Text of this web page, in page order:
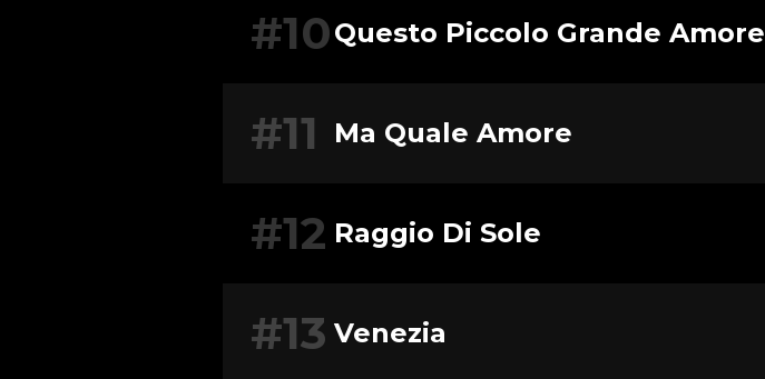
#10Questo Piccolo Grande Amore
#11 Ma Quale Amore
#12 Raggio Di Sole
#13 Venezia